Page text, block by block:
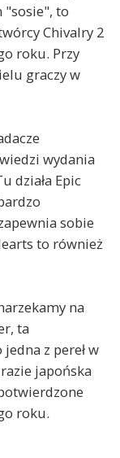
"sosie", to
Chivalry 2
roku. Przy
graczy w
wydania
działa Epic
sobie
to również
na
ta
z pereł w
japońska
roku.